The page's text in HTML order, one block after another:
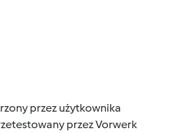
przez użytkownika
przez Vorwerk